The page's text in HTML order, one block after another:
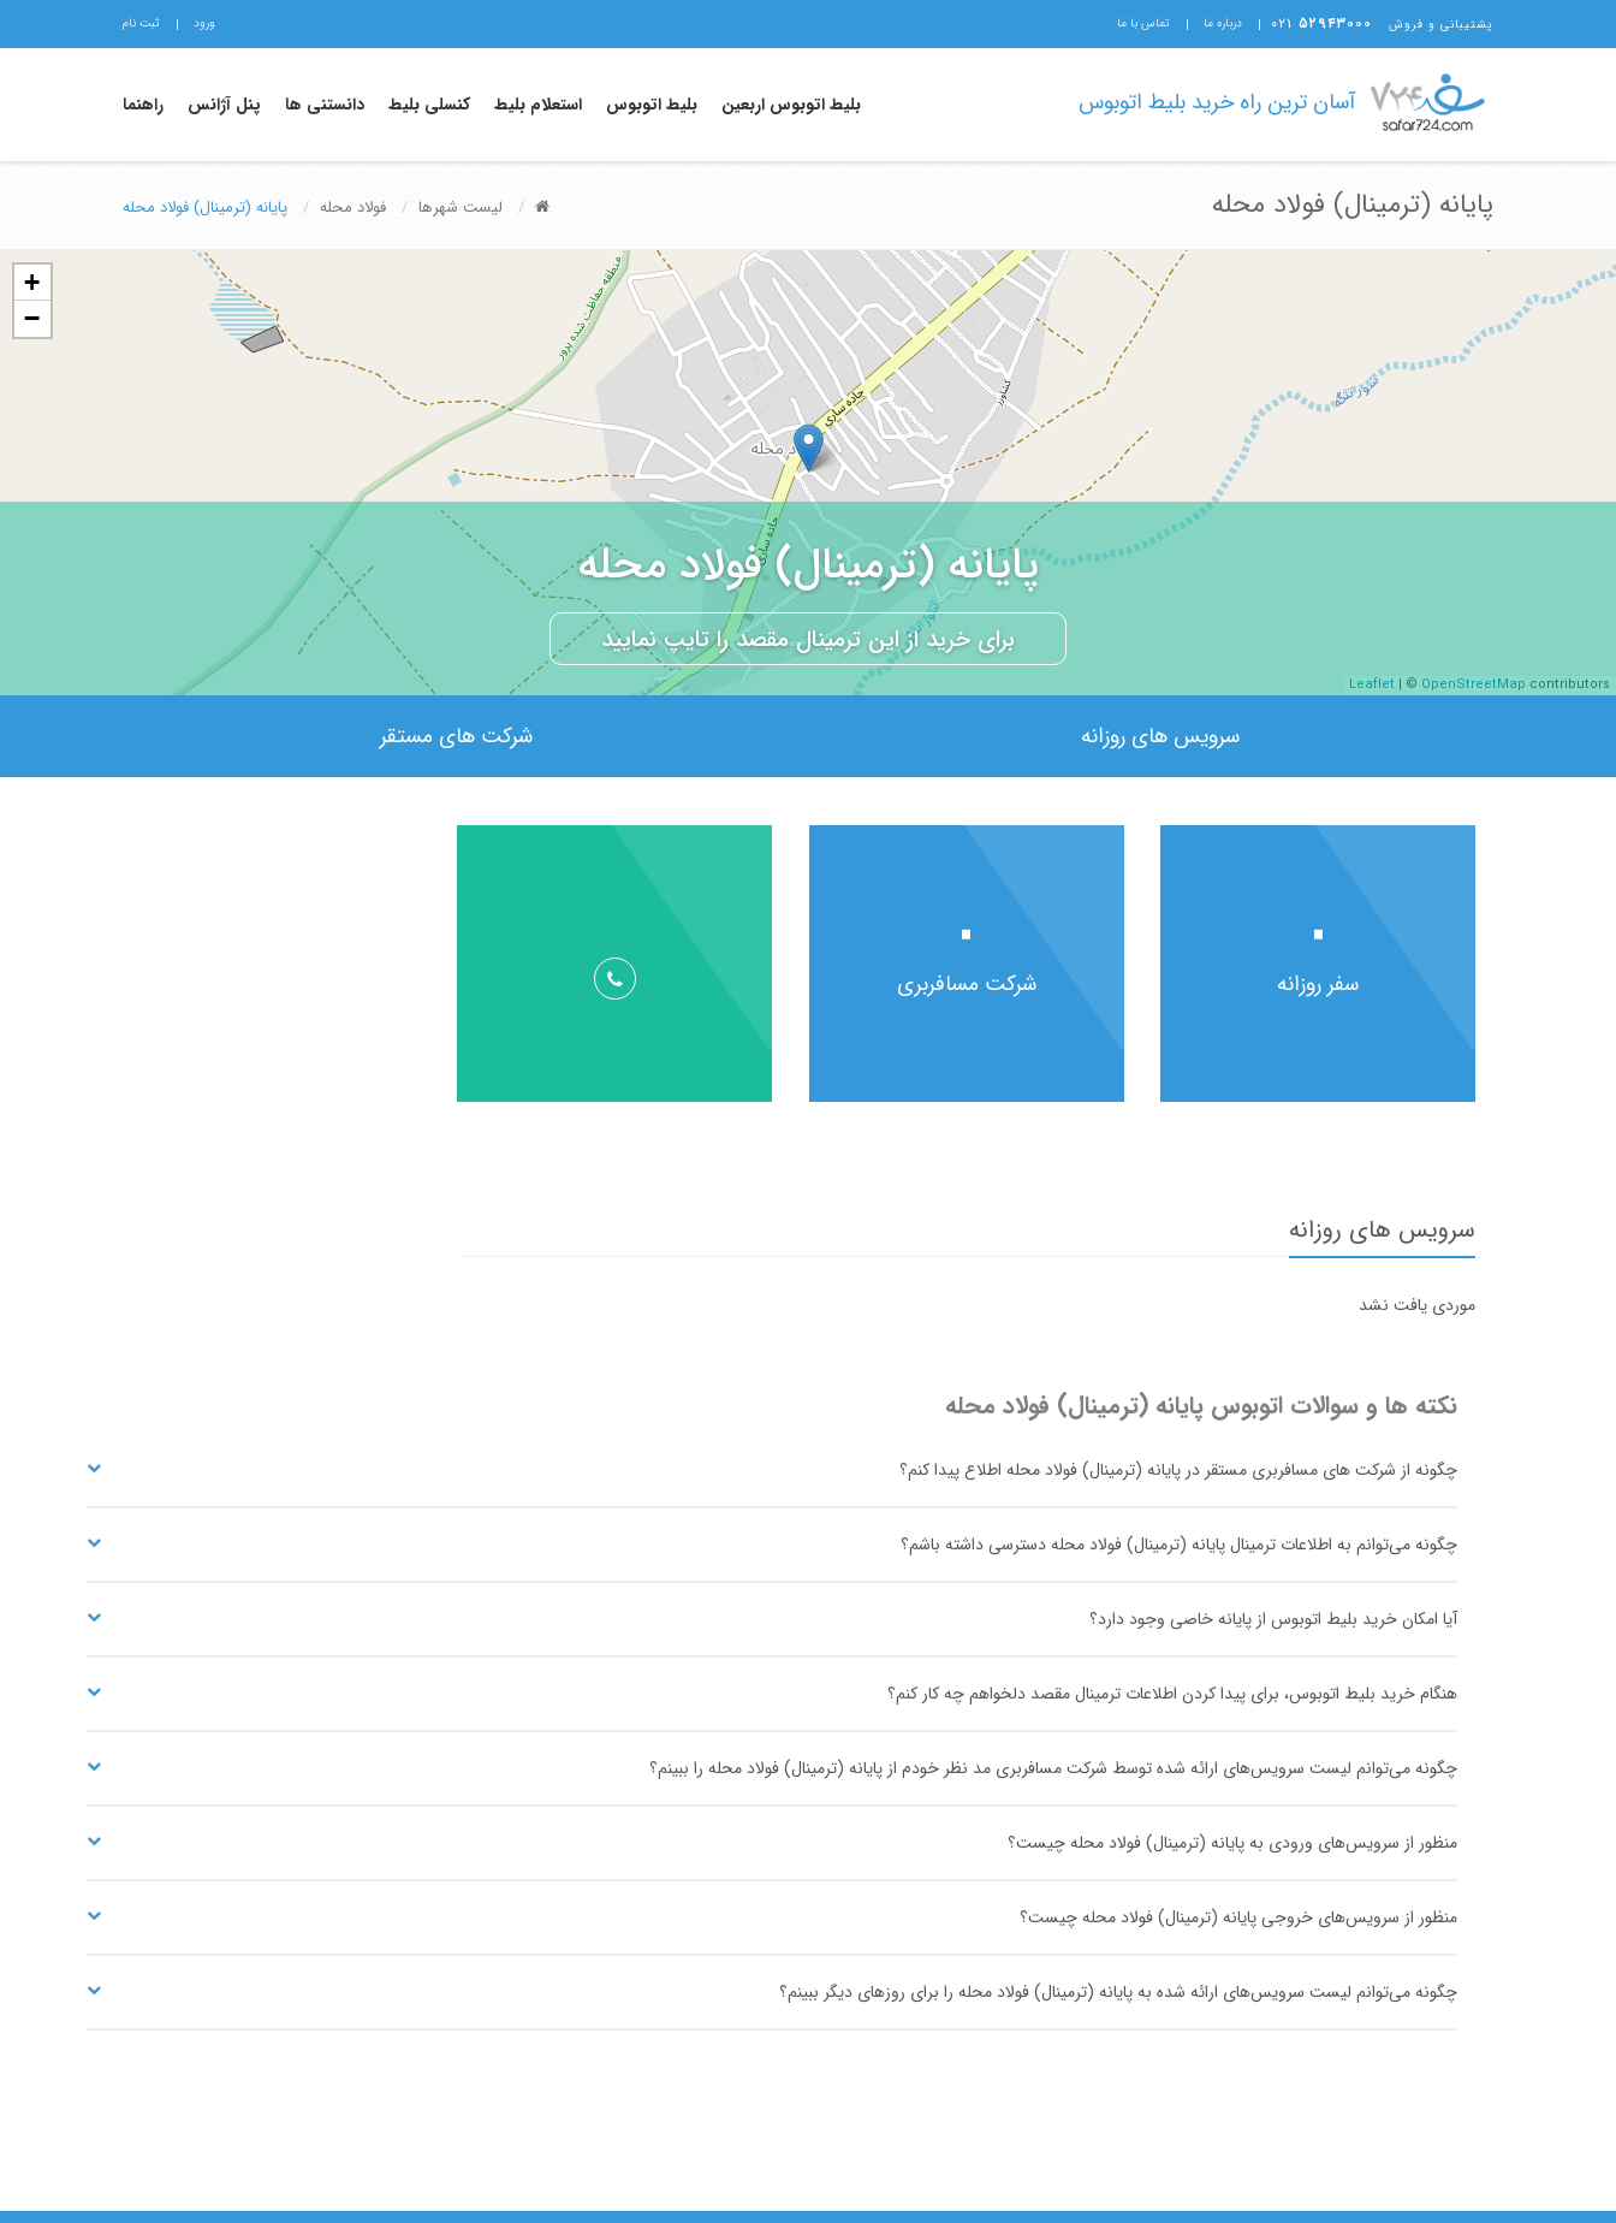
پشتیبانی و فروش ۵۲۹۴۳۰۰۰ ۰۲۱ درباره ما تماس با ما ورود ثبت نام
آسان ترین راه خرید بلیط اتوبوس بلیط اتوبوس اربعین بلیط اتوبوس استعلام بلیط کنسلی بلیط دانستنی ها پنل آژانس راهنما
پایانه (ترمینال) فولاد محله لیست شهرها فولاد محله پایانه (ترمینال) فولاد محله
+
−
Leaflet | © OpenStreetMap contributors
پایانه (ترمینال) فولاد محله
سرویس های روزانه شرکت های مستقر
۰
سفر روزانه
۰
شرکت مسافربری
سرویس های روزانه
موردی یافت نشد
نکته ها و سوالات اتوبوس پایانه (ترمینال) فولاد محله
چگونه از شرکت های مسافربری مستقر در پایانه (ترمینال) فولاد محله اطلاع پیدا کنم؟
چگونه می‌توانم به اطلاعات ترمینال پایانه (ترمینال) فولاد محله دسترسی داشته باشم؟
آیا امکان خرید بلیط اتوبوس از پایانه خاصی وجود دارد؟
هنگام خرید بلیط اتوبوس، برای پیدا کردن اطلاعات ترمینال مقصد دلخواهم چه کار کنم؟
چگونه می‌توانم لیست سرویس‌های ارائه شده توسط شرکت مسافربری مد نظر خودم از پایانه (ترمینال) فولاد محله را ببینم؟
منظور از سرویس‌های ورودی به پایانه (ترمینال) فولاد محله چیست؟
منظور از سرویس‌های خروجی پایانه (ترمینال) فولاد محله چیست؟
چگونه می‌توانم لیست سرویس‌های ارائه شده به پایانه (ترمینال) فولاد محله را برای روزهای دیگر ببینم؟